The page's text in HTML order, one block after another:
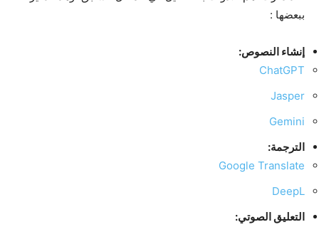
ببعضها :
إنشاء النصوص:
ChatGPT
Jasper
Gemini
الترجمة:
Google Translate
DeepL
التعليق الصوتي: